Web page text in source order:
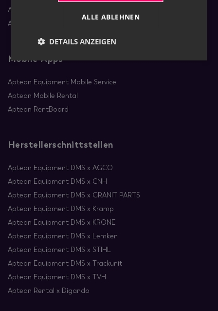
Aptean Equipment DMS
Aptean Rental
Mobile-Apps
Aptean Equipment Mobile Service
Aptean Mobile Rental
Aptean RentBoard
Herstellerschnittstellen
Aptean Equipment DMS x AGCO
Aptean Equipment DMS x CNH
Aptean Equipment DMS x GRANIT PARTS
Aptean Equipment DMS x Kramp
Aptean Equipment DMS x KRONE
Aptean Equipment DMS x Lemken
Aptean Equipment DMS x STIHL
Aptean Equipment DMS x Trackunit
Aptean Equipment DMS x TVH
Aptean Rental x Digando
ALLE ABLEHNEN
DETAILS ANZEIGEN